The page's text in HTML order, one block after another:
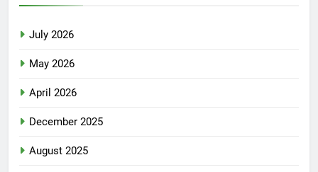
July 2026
May 2026
April 2026
December 2025
August 2025